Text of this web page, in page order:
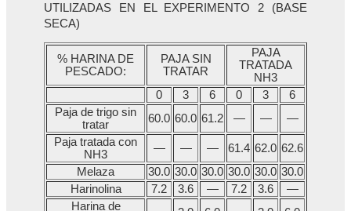
UTILIZADAS EN EL EXPERIMENTO 2 (BASE
SECA)
% HARINA DE
PESCADO:
PAJA SIN
TRATAR
PAJA
TRATADA
NH3
0
3 6 0 3
6
Paja de trigo sin
tratar
60.0 60.0 61.2 — —
—
Paja tratada con
NH3
— — — 61.4 62.0 62.6
Melaza
30.0 30.0 30.0 30.0 30.0 30.0
Harinolina
7.2 3.6 — 7.2 3.6
—
Harina de